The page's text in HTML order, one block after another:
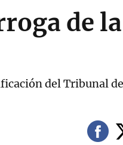
de la
del Tribunal